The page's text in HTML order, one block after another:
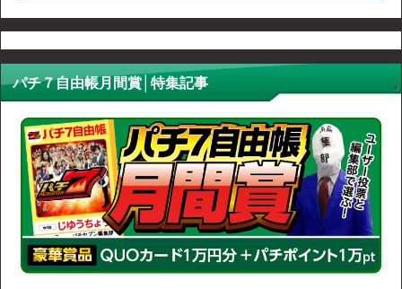
パチ７自由帳月間賞│特集記事